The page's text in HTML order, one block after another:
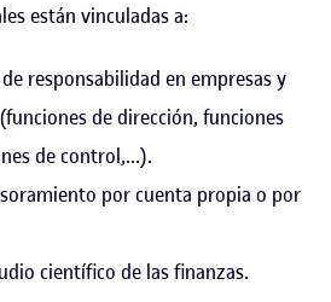
están vinculadas a:
responsabilidad en empresas y
de dirección, funciones
de control,...).
por cuenta propia o por
científico de las finanzas.